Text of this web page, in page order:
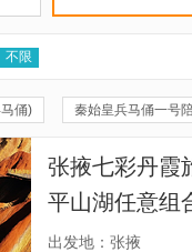
不限
俑) 秦始皇兵马俑一号
址大厅 遇龙河景区
谣景区
张掖七彩丹霞
平山湖任意组
出发地：张掖